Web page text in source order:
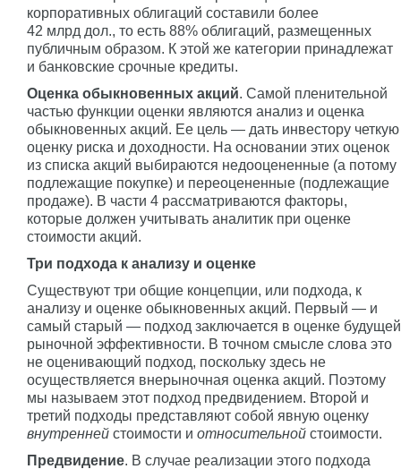
корпоративных облигаций составили более
42 млрд дол., то есть 88% облигаций, размещенных
публичным образом. К этой же категории принадлежат
и банковские срочные кредиты.
Оценка обыкновенных акций. Самой пленительной
частью функции оценки являются анализ и оценка
обыкновенных акций. Ее цель — дать инвестору четкую
оценку риска и доходности. На основании этих оценок
из списка акций выбираются недооцененные (а потому
подлежащие покупке) и переоцененные (подлежащие
продаже). В части 4 рассматриваются факторы,
которые должен учитывать аналитик при оценке
стоимости акций.
Три подхода к анализу и оценке
Существуют три общие концепции, или подхода, к
анализу и оценке обыкновенных акций. Первый — и
самый старый — подход заключается в оценке будущей
рыночной эффективности. В точном смысле слова это
не оценивающий подход, поскольку здесь не
осуществляется внерыночная оценка акций. Поэтому
мы называем этот подход предвидением. Второй и
третий подходы представляют собой явную оценку
внутренней стоимости и относительной стоимости.
Предвидение. В случае реализации этого подхода